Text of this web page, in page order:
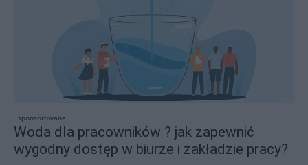
sponsorowane
Woda dla pracowników ? jak zapewnić
wygodny dostęp w biurze i zakładzie pracy?